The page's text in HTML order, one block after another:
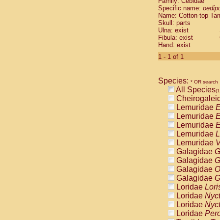
Cebidae
Cebidae
Cebidae
Cebidae
Cebidae
Cebidae
Cebidae
Cebidae
Cebidae
Cebidae
Cebidae
Cebidae
Atelidae
Atelidae
Atelidae
Atelidae
Atelidae
Atelidae
Atelidae
Atelidae
Atelidae
Atelidae
Pitheciidae
Specific name:
Name: Cotton-top
Skull: parts
Ulna: exist
Fibula: exist
Hand: exist
1 - 1 of 1
Species: * OR search
All Species
Lemuridae
Lemuridae
Lemuridae
Lemuridae
Lemuridae
Galagidae
Galagidae
Galagidae
Galagidae
Loridae
Loridae
Loridae
Loridae